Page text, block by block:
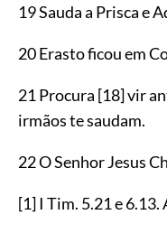
19 Sauda a Prisca e
20 Erasto ficou em
21 Procura [18]vir
irmãos te saudam.
22 O Senhor Jesus
[1]I Tim. 5.21e6.13.